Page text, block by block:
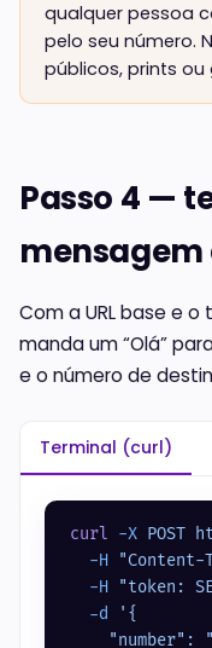
qualquer pessoa
pelo seu número.
públicos, prints ou
Passo 4 —
mensagem
Com a URL base e
manda um “Olá”
e o número de
Terminal (curl)
curl -X POST
  -H
  -H
"token:
  -d
'{
"number":